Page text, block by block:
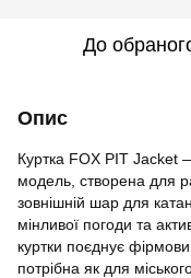
До
Опис
Куртка FOX PIT Jacket
модель, створена для
зовнішній шар для
мінливої погоди та
куртки поєднує
потрібна як для